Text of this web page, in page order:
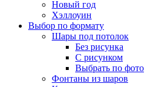
Новый год
Хэллоуин
Выбор по формату
Шары под потолок
Без рисунка
С рисунком
Выбрать по фото
Фонтаны из шаров